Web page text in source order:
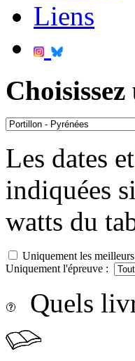
Liens
Les dates et
indiquées
watts du
Uniquement les
Uniquement l'épreuve :
Quels